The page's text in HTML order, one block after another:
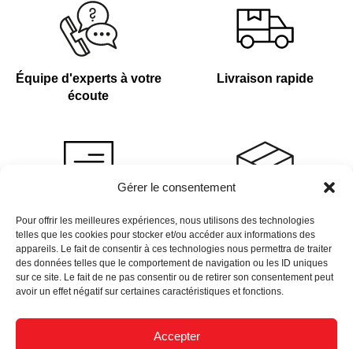
Gérer le consentement
Pour offrir les meilleures expériences, nous utilisons des technologies
telles que les cookies pour stocker et/ou accéder aux informations des
appareils. Le fait de consentir à ces technologies nous permettra de traiter
des données telles que le comportement de navigation ou les ID uniques
sur ce site. Le fait de ne pas consentir ou de retirer son consentement peut
avoir un effet négatif sur certaines caractéristiques et fonctions.
Accepter
Équipe d'experts à votre
écoute
Livraison rapide
Devis sur demande
Plus de 4 000 références
en stock